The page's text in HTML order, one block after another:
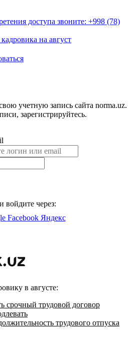
доступа звоните: +998 (78)
на август
учетную запись сайта norma.uz.
зарегистрируйтесь.
войдите через:
Facebook Яндекс
в августе:
срочный трудовой договор
трудового отпуска